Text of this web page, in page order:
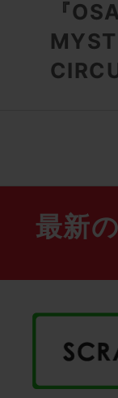
『
最新